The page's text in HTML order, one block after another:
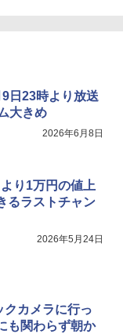
9日23時より放送
大きめ
2026年6月8日
り1万円の値上
るラストチャン
2026年5月24日
カメラに行っ
も関わらず朝か